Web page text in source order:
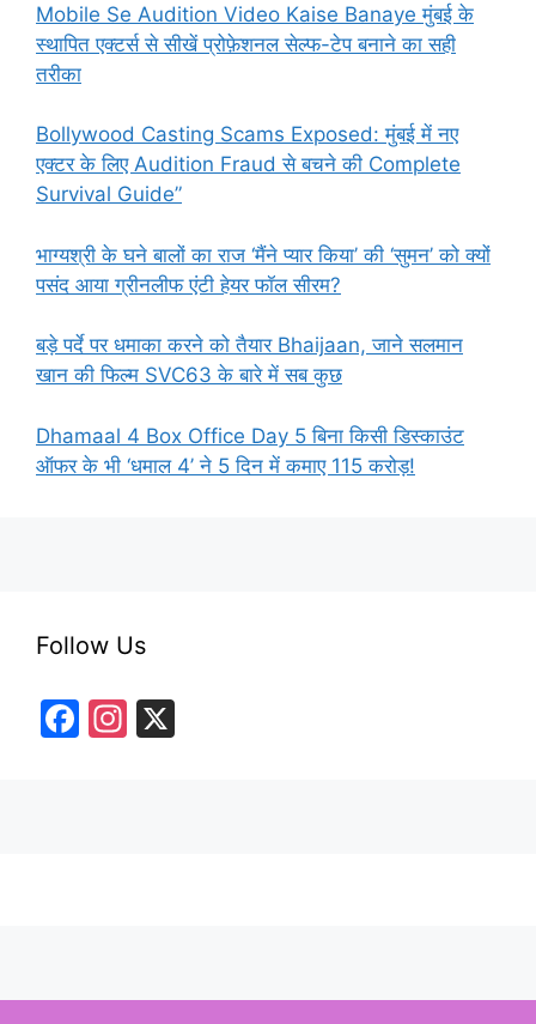
Mobile Se Audition Video Kaise Banaye मुंबई के
स्थापित एक्टर्स से सीखें प्रोफ़ेशनल सेल्फ-टेप बनाने का सही
तरीका
Bollywood Casting Scams Exposed: मुंबई में नए
एक्टर के लिए Audition Fraud से बचने की Complete
Survival Guide”
भाग्यश्री के घने बालों का राज ‘मैंने प्यार किया’ की ‘सुमन’ को क्यों
पसंद आया ग्रीनलीफ एंटी हेयर फॉल सीरम?
बड़े पर्दे पर धमाका करने को तैयार Bhaijaan, जाने सलमान
खान की फिल्म SVC63 के बारे में सब कुछ
Dhamaal 4 Box Office Day 5 बिना किसी डिस्काउंट
ऑफर के भी ‘धमाल 4’ ने 5 दिन में कमाए 115 करोड़!
Follow Us
F
In